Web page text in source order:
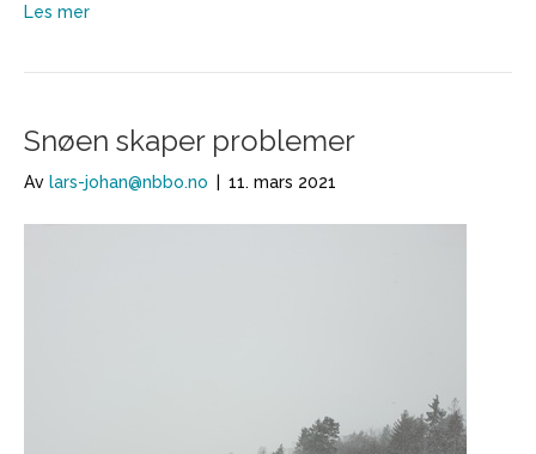
Les mer
Snøen skaper problemer
Av lars-johan@nbbo.no 11. mars 2021